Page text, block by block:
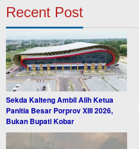
Recent Post
Sekda Kalteng Ambil Alih Ketua
Panitia Besar Porprov XIII 2026,
Bukan Bupati Kobar